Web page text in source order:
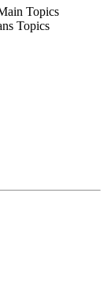
Topics
Topics